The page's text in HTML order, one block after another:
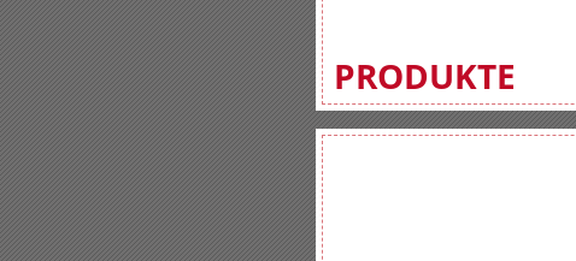
PRODUKTE